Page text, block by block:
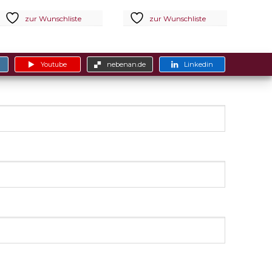
zur Wunschliste zur Wunschliste
Youtube nebenan.de Linkedin